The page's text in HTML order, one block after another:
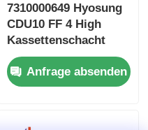
7310000649 Hyosung
CDU10 FF 4 High
Kassettenschacht
Geldautomat
Ersatzteile
Anfrage absenden